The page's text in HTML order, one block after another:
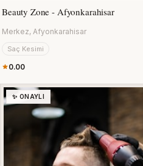
Beauty Zone - Afyonkarahisar
Merkez, Afyonkarahisar
Saç Kesimi
0.00
✨ ONAYLI